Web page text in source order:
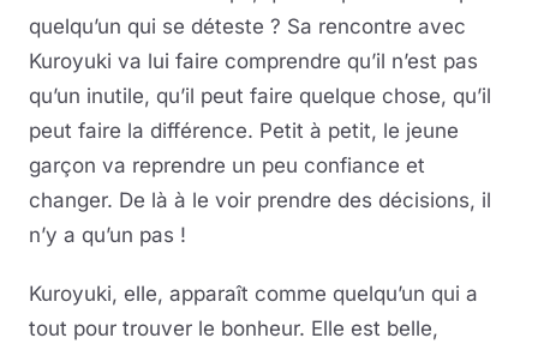
quelqu’un qui se déteste ? Sa rencontre avec
Kuroyuki va lui faire comprendre qu’il n’est pas
qu’un inutile, qu’il peut faire quelque chose, qu’il
peut faire la différence. Petit à petit, le jeune
garçon va reprendre un peu confiance et
changer. De là à le voir prendre des décisions, il
n’y a qu’un pas !
Kuroyuki, elle, apparaît comme quelqu’un qui a
tout pour trouver le bonheur. Elle est belle,